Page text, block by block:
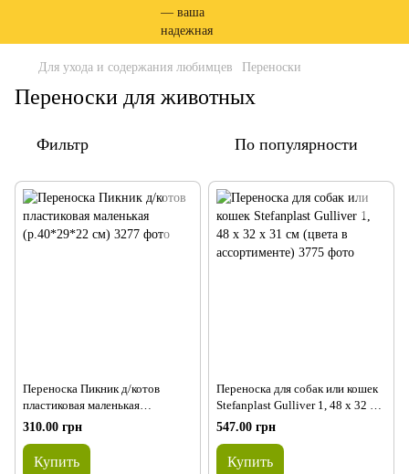
Для ухода и содержания любимцев Переноски
Переноски для животных
Фильтр По популярности
Переноска Пикник д/котов
пластиковая маленькая
(р.40*29*22 см)
310.00 грн
Купить
Переноска для собак или кошек
Stefanplast Gulliver 1, 48 х 32 х
31 см (цвета в ассортименте)
547.00 грн
Купить